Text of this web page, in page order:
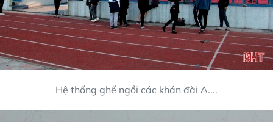
Hệ thống ghế ngồi các khán đài A....